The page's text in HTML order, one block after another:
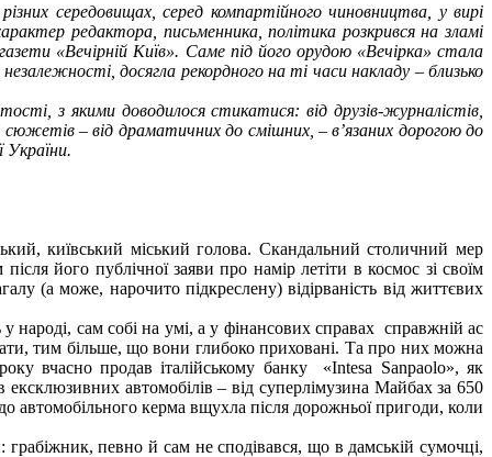
середовищах, серед компартійного чиновництва, у вирі
редактора, письменника, політика розкрився на зламі
«Вечірній Київ». Саме під його орудою «Вечірка» стала
досягла рекордного на ті часи накладу – близько
з якими доводилося стикатися: від друзів-журналістів,
сюжетів – від драматичних до смішних, – в’язаних дорогою до
України.
київський міський голова. Скандальний столичний мер
його публічної заяви про намір летіти в космос зі своїм
(а може, нарочито підкреслену) відірваність від життєвих
сам собі на умі, а у фінансових справах справжній ас
тим більше, що вони глибоко приховані. Та про них можна
вчасно продав італійському банку «Intesa Sanpaolo», як
автомобілів – від суперлімузина Майбах за 650
керма вщухла після дорожньої пригоди, коли
певно й сам не сподівався, що в дамській сумочці,